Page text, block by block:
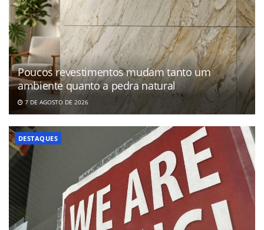
Poucos revestimentos mudam tanto um
ambiente quanto a pedra natural
7 DE AGOSTO DE 2026
DESTAQUES